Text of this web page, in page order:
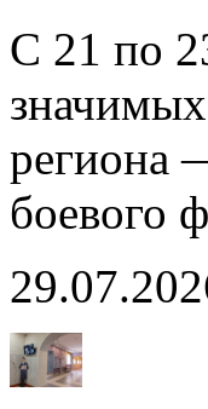
С 21 по
региона
боевого